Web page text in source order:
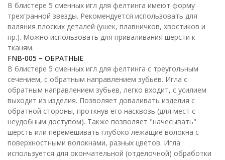
В блистере 5 сменных игл для фелтинга имеют форму
трехгранной звезды. Рекомендуется использовать для
валяния плоских деталей (ушек, плавничков, хвостиков и
пр.). Можно использовать для приваливания шерсти к
тканям.
FNB-005 – ОБРАТНЫЕ
В блистере 5 сменных игл для фелтинга c треугольным
сечением, с обратным направлением зубьев. Игла с
обратным направлением зубьев, легко входит, с усилием
выходит из изделия. Позволяет доваливать изделия с
обратной стороны, проткнув его насквозь (для мест с
неудобным доступом). Также позволяет "начесывать"
шерсть или перемешивать глубоко лежащие волокна с
поверхностными волокнами, разных цветов. Игла
используется для окончательной (отделочной) обработки